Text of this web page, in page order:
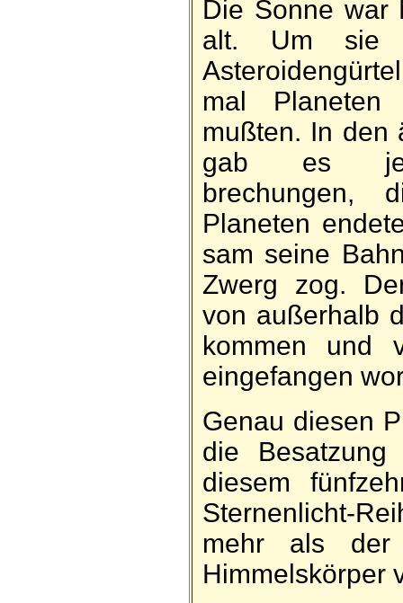
Die Sonne war
alt. Um sie
mal Planeten
mußten. In den
gab es
brechungen,
Planeten
sam seine
Zwerg zog.
von außer­halb
kommen und
ein­ge­fangen
Genau diesen
die
diesem
Ster­nen­licht-
mehr als der
Himmels­körper